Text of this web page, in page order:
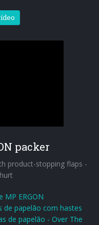
packer
product-stopping flaps -
MP ERGON
de papelão com hastes
de papelão - Over The